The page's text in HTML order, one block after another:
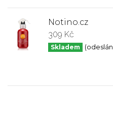
Notino.cz
309 Kč
Skladem